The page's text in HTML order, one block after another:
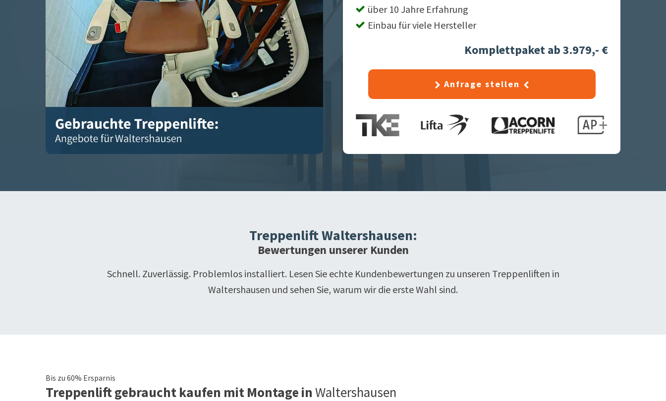
über 10 Jahre Erfahrung
Einbau für viele Hersteller
Komplettpaket ab 3.979,- €
Anfrage stellen
TreppenliftWaltershausen:
Bewertungen unserer Kunden
Schnell. Zuverlässig. Problemlos installiert. Lesen Sie echte Kundenbewertungen zu unseren Treppenliften in
Waltershausen und sehen Sie, warum wir die erste Wahl sind.
Bis zu 60% Ersparnis
Treppenliftgebraucht kaufen mit Montage in Waltershausen